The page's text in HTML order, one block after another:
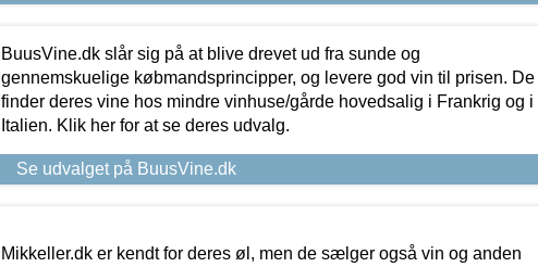
BuusVine.dk slår sig på at blive drevet ud fra sunde og
gennemskuelige købmandsprincipper, og levere god vin til prisen. De
finder deres vine hos mindre vinhuse/gårde hovedsalig i Frankrig og i
Italien. Klik her for at se deres udvalg.
Se udvalget på BuusVine.dk
Mikkeller.dk er kendt for deres øl, men de sælger også vin og anden